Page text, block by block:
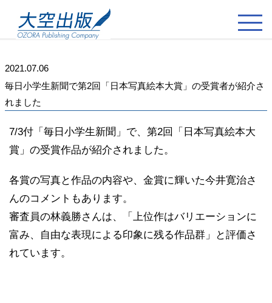
2021.07.06
毎日小学生新聞で第2回「日本写真絵本大賞」の受賞者が紹介さ
れました
7/3付「毎日小学生新聞」で、第2回「日本写真絵本大
賞」の受賞作品が紹介されました。
各賞の写真と作品の内容や、金賞に輝いた今井寛治さ
んのコメントもあります。
審査員の林義勝さんは、「上位作はバリエーションに
富み、自由な表現による印象に残る作品群」と評価さ
れています。